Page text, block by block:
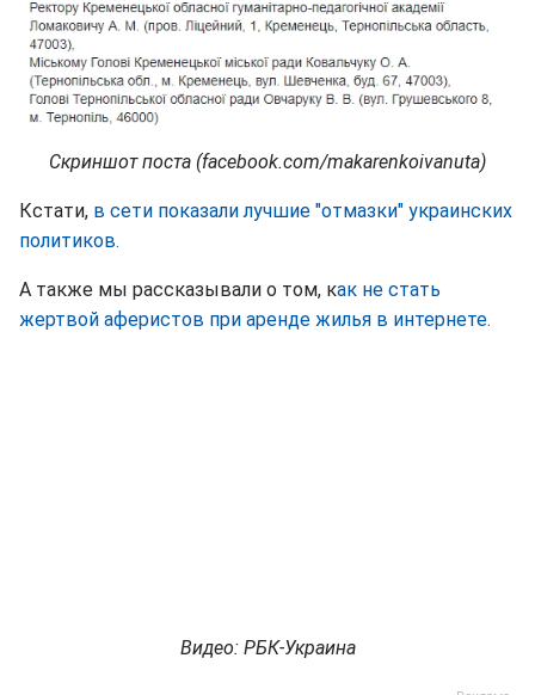
Скриншот поста (facebook.com/makarenkoivanuta)
Кстати, в сети показали лучшие "отмазки" украинских
политиков.
А также мы рассказывали о том, как не стать
жертвой аферистов при аренде жилья в интернете.
Видео: РБК-Украина